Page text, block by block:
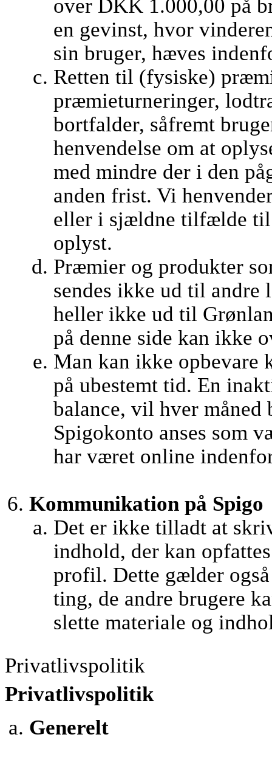
over DKK 1.000,00 på
en gevinst, hvor
sin bruger, hæves
Retten til (fysiske)
præmieturneringer,
bortfalder, såfremt
henvendelse om at
med mindre der i den
anden frist. Vi
eller i sjældne tilfælde til
oplyst.
Præmier og produkter
sendes ikke ud til andre
heller ikke ud til
på denne side kan ikke
Man kan ikke opbevare
på ubestemt tid. En
balance, vil hver
Spigokonto anses som
har været online
Kommunikation på Spigo
Det er ikke tilladt at
indhold, der kan
profil. Dette gælder
ting, de andre brugere
slette materiale og
Privatlivspolitik
Privatlivspolitik
Generelt